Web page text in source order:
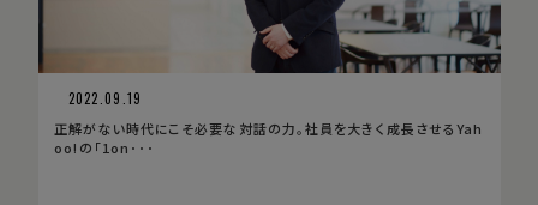
2022.09.19
正解がない時代にこそ必要な対話の力。社員を大きく成長させるYah
oo!の「1on･･･